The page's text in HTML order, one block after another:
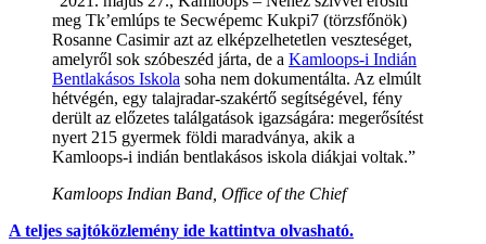
meg Tk’emlúps te Secwépemc Kukpi7 (törzsfőnök)
Rosanne Casimir azt az elképzelhetetlen veszteséget,
amelyről sok szóbeszéd járta, de a Kamloops-i Indián
Bentlakásos Iskola soha nem dokumentálta. Az elmúlt
hétvégén, egy talajradar-szakértő segítségével, fény
derült az előzetes találgatások igazságára: megerősítést
nyert 215 gyermek földi maradványa, akik a
Kamloops-i indián bentlakásos iskola diákjai voltak.”
Kamloops Indian Band, Office of the Chief
A teljes sajtóközlemény ide kattintva olvasható.